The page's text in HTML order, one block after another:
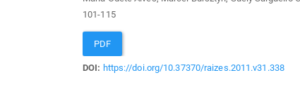
101-115
PDF
DOI: https://doi.org/10.37370/raizes.2011.v31.338